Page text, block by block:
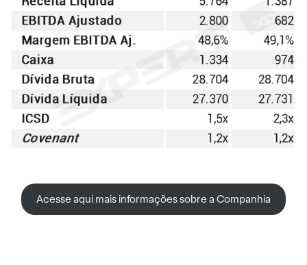
Acesse aqui mais informações sobre a Companhia